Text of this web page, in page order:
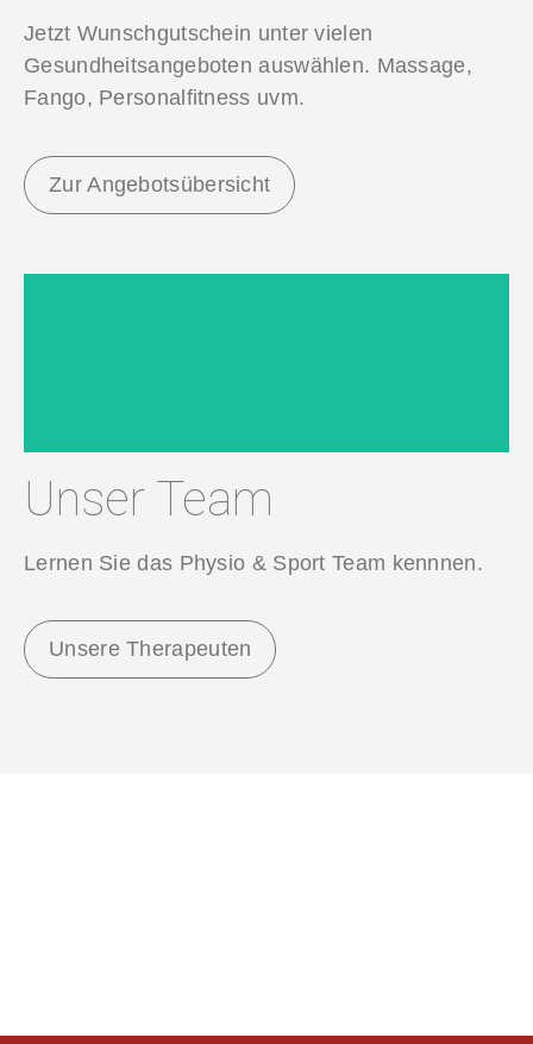
Jetzt Wunschgutschein unter vielen
Gesundheitsangeboten auswählen. Massage,
Fango, Personalfitness uvm.
Zur Angebotsübersicht
Unser Team
Lernen Sie das Physio & Sport Team kennnen.
Unsere Therapeuten